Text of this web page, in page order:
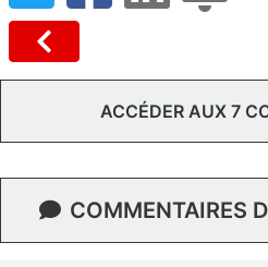
ACCÉDER AUX 7
COMMENTAIRES